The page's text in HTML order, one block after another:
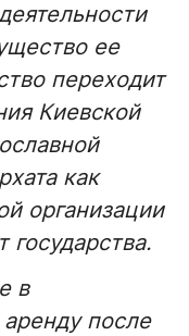
ее
переходит
Киевской
как
организации
в
после